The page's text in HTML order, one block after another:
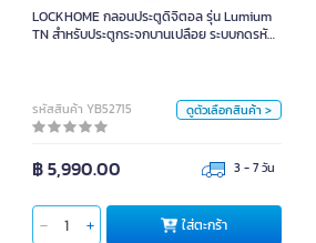
LOCKHOME กลอนประตูดิจิตอล รุ่น Lumium
TN สำหรับประตูกระจกบานเปลือย ระบบกดรหัส
รหัสสินค้า YB52715 ดูตัวเลือกสินค้า >
฿ 5,990.00 3 - 7 วัน
ใส่ตะกร้า
หน่วย
สี
ชนิดของวัสดุ
ใส่ตะกร้า